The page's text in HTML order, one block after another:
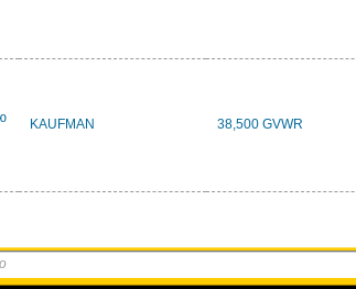
KAUFMAN 38,500 GVWR